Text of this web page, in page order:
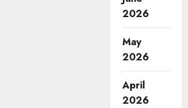
2026
May
2026
April
2026